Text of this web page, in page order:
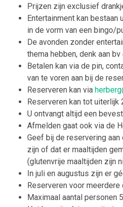
Prijzen zijn exclusief
Entertainment kan
in de vorm van een bingo/
De avonden zonder
thema hebben, denk aan
Betalen kan via de pin,
van te voren aan bij de
Reserveren kan via
Reserveren kan tot uiterlijk
U ontvangt altijd een
Afmelden gaat ook via de
Geef bij de reservering
zijn of dat er maaltijden
(glutenvrije maaltijden zijn
In juli en augustus zijn er
Reserveren voor
Maximaal aantal personen